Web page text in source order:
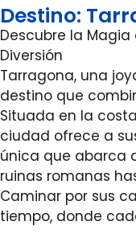
Destino:
Descubre la
Diversión
Tarragona, una
destino que
Situada en la
ciudad ofrece a
única que abarca
ruinas romanas
Caminar por sus
tiempo, donde